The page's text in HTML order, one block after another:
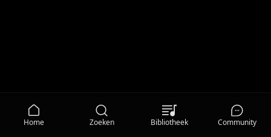
Home Zoeken Bibliotheek Community